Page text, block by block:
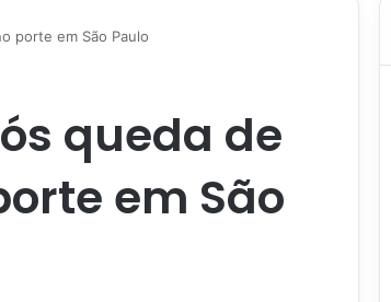
porte em São Paulo
queda de
em São